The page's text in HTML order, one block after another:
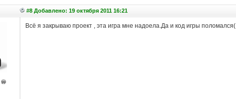
#8 Добавлено: 19 октября 2011 16:21
Всё я закрываю проект , эта игра мне надоела.Да и код игры поломался(